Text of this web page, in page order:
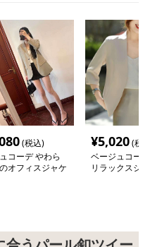
(税込)
コーデ やわら
オフィスジャケ
¥5,020(税
ベージュコー
リラックスジ